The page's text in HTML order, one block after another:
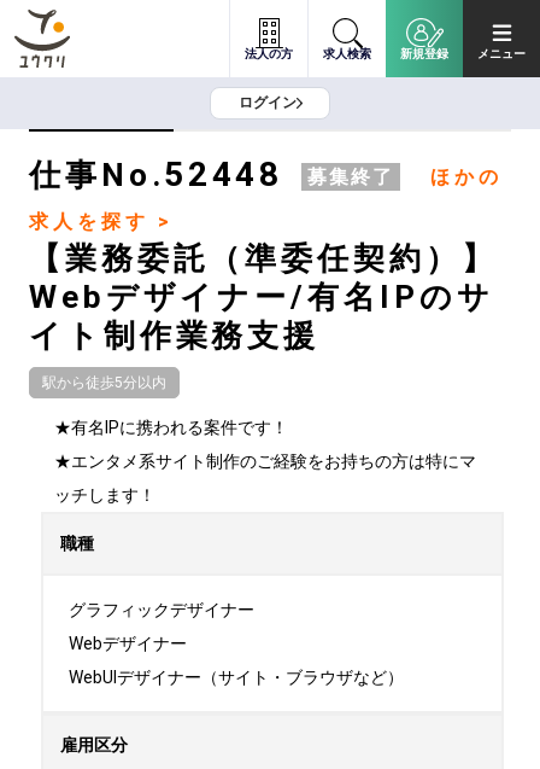
法人の方 求人検索 新規登録 メニュー
ログイン
仕事No.52448 募集終了
ほかの
求人を探す >
【業務委託（準委任契約）】
Webデザイナー/有名IPのサ
イト制作業務支援
駅から徒歩5分以内
★有名IPに携われる案件です！
★エンタメ系サイト制作のご経験をお持ちの方は特にマ
ッチします！
職種
グラフィックデザイナー
Webデザイナー
WebUIデザイナー（サイト・ブラウザなど）
雇用区分